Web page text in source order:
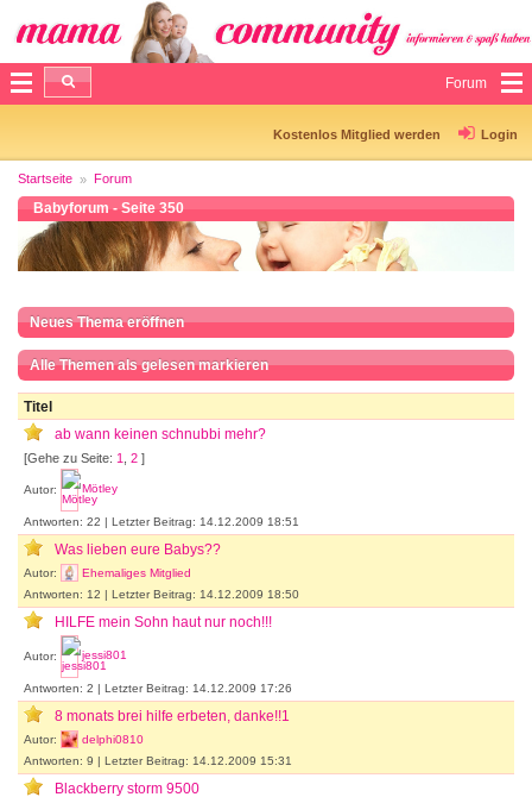
Forum
Kostenlos Mitglied werden Login
Startseite Forum
Babyforum - Seite 350
Neues Thema eröffnen
Alle Themen als gelesen markieren
Titel
ab wann keinen schnubbi mehr?
[Gehe zu Seite: 1 2 ]
Autor: Mötley
Antworten: 22 | Letzter Beitrag: 14.12.2009 18:51
Was lieben eure Babys??
Autor:
Ehemaliges Mitglied
Antworten: 12 | Letzter Beitrag: 14.12.2009 18:50
HILFE mein Sohn haut nur noch!!!
Autor: jessi801
Antworten: 2 | Letzter Beitrag: 14.12.2009 17:26
8 monats brei hilfe erbeten, danke!!1
Autor:
delphi0810
Antworten: 9 | Letzter Beitrag: 14.12.2009 15:31
Blackberry storm 9500